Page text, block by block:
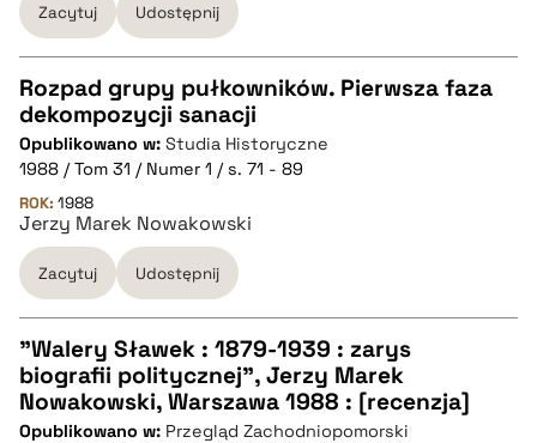
Zacytuj Udostępnij
CZYSTY TEKST
pobierz cytat
BIBTEX
pobierz cytat
Rozpad grupy pułkowników. Pierwsza faza
dekompozycji sanacji
Opublikowano w: Studia Historyczne
1988 / Tom 31 / Numer 1 / s. 71 - 89
ROK: 1988
Jerzy Marek Nowakowski
Zacytuj Udostępnij
CZYSTY TEKST
"Walery Sławek : 1879-1939 : zarys
biografii politycznej", Jerzy Marek
Nowakowski, Warszawa 1988 : [recenzja]
Opublikowano w: Przegląd Zachodniopomorski